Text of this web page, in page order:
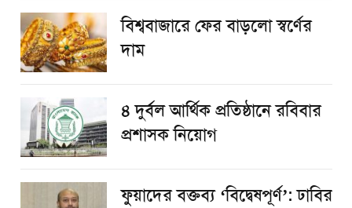
বিশ্ববাজারে ফের বাড়লো স্বর্ণের
দাম
৪ দুর্বল আর্থিক প্রতিষ্ঠানে রবিবার
প্রশাসক নিয়োগ
ফুয়াদের বক্তব্য ‘বিদ্বেষপূর্ণ’: ঢাবির